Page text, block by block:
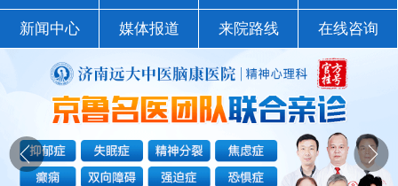
新闻中心 媒体报道 来院路线 在线咨询